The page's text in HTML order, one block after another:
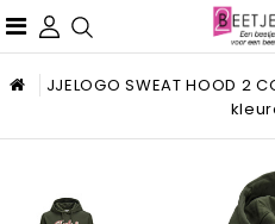
JJELOGO SWEAT HOOD 2